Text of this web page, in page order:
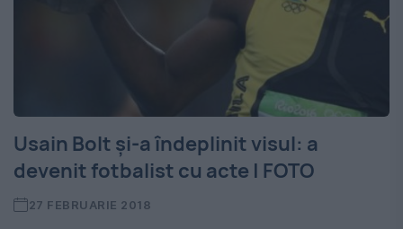
Usain Bolt și-a îndeplinit visul: a
devenit fotbalist cu acte | FOTO
27 FEBRUARIE 2018